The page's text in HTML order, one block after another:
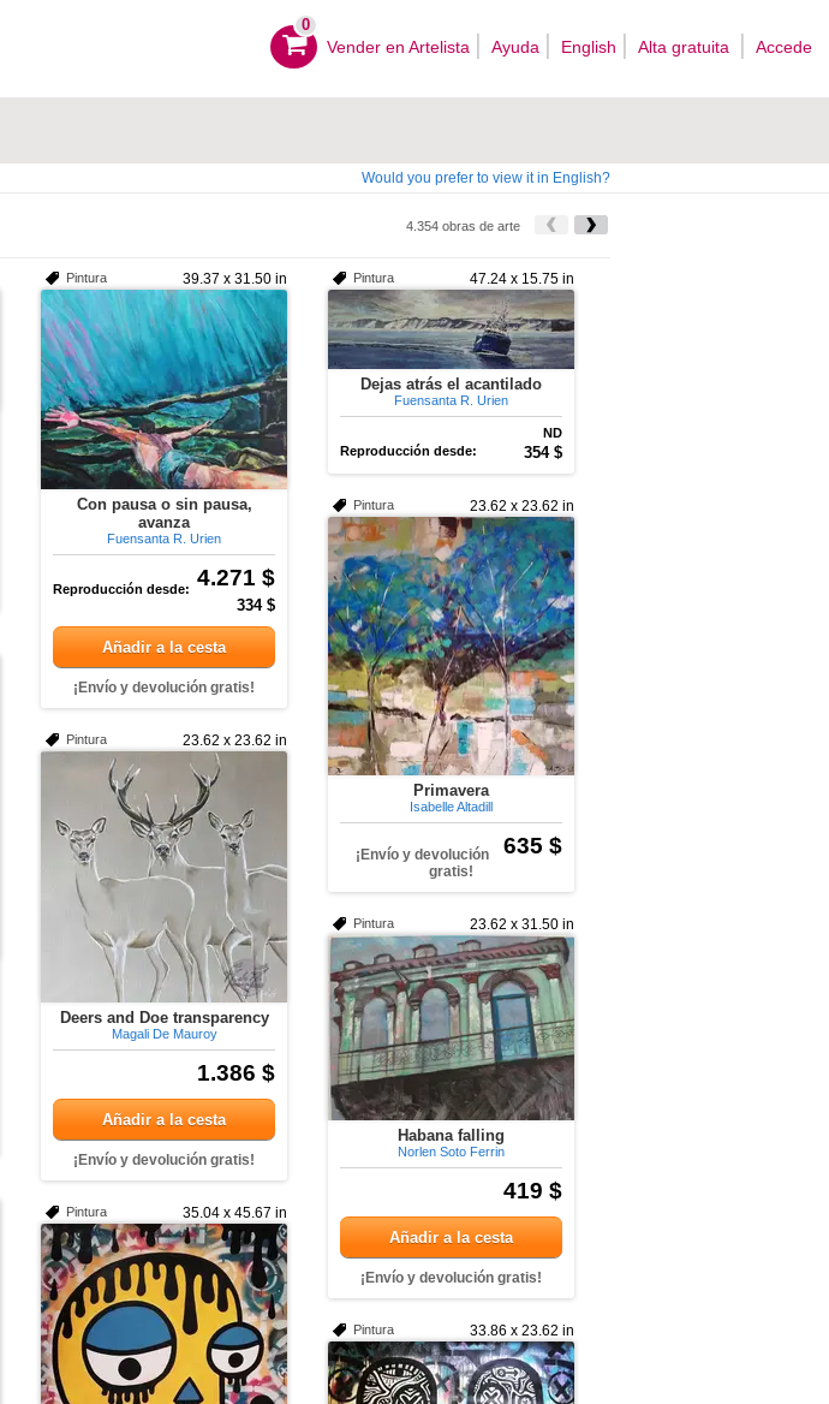
0
Vender en Artelista Ayuda English Alta gratuita Accede
Would you prefer to view it in English?
4.354 obras de arte
39.37 x 31.50 in
Pintura
Con pausa o sin pausa,
avanza
Fuensanta R. Urien
4.271 $
Reproducción desde:
334 $
Añadir a la cesta
¡Envío y devolución gratis!
47.24 x 15.75 in
Pintura
Dejas atrás el acantilado
Fuensanta R. Urien
ND
Reproducción desde:
354 $
23.62 x 23.62 in
Pintura
Primavera
Isabelle Altadill
635 $
¡Envío y devolución
gratis!
23.62 x 23.62 in
Pintura
Deers and Doe transparency
Magali De Mauroy
1.386 $
Añadir a la cesta
¡Envío y devolución gratis!
23.62 x 31.50 in
Pintura
Habana falling
Norlen Soto Ferrin
419 $
Añadir a la cesta
¡Envío y devolución gratis!
35.04 x 45.67 in
Pintura
33.86 x 23.62 in
Pintura